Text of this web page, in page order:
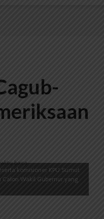
baca
komisioner KPU Sumut
Wakil Gubernur yang